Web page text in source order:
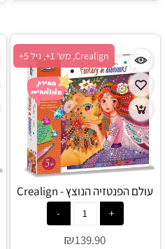
Crealign, מש' 1+, גיל 5+
עולם הפנטזיה הנוצץ - Crealign
₪139.90